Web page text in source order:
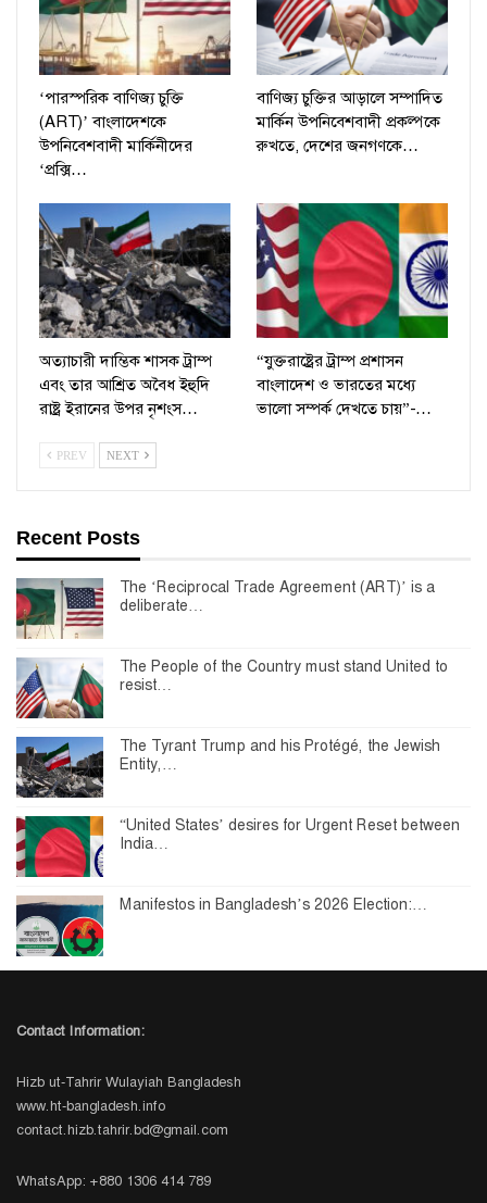
‘পারস্পরিক বাণিজ্য চুক্তি
(ART)’ বাংলাদেশকে
উপনিবেশবাদী মার্কিনীদের
‘প্রক্সি…
বাণিজ্য চুক্তির আড়ালে সম্পাদিত
মার্কিন উপনিবেশবাদী প্রকল্পকে
রুখতে, দেশের জনগণকে…
অত্যাচারী দাম্ভিক শাসক ট্রাম্প
এবং তার আশ্রিত অবৈধ ইহুদি
রাষ্ট্র ইরানের উপর নৃশংস…
“যুক্তরাষ্ট্রের ট্রাম্প প্রশাসন
বাংলাদেশ ও ভারতের মধ্যে
ভালো সম্পর্ক দেখতে চায়”-…
PREV NEXT
Recent Posts
The ‘Reciprocal Trade Agreement (ART)’ is a
deliberate…
The People of the Country must stand United to
resist…
The Tyrant Trump and his Protégé, the Jewish
Entity,…
“United States’ desires for Urgent Reset between
India…
Manifestos in Bangladesh’s 2026 Election:…
Contact Information:
Hizb ut-Tahrir Wulayiah Bangladesh
www.ht-bangladesh.info
contact.hizb.tahrir.bd@gmail.com
WhatsApp: +880 1306 414 789